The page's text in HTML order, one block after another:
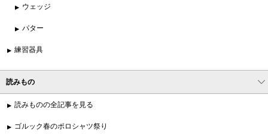
ウェッジ
パター
練習器具
読みもの
読みものの全記事を見る
ゴルック春のポロシャツ祭り